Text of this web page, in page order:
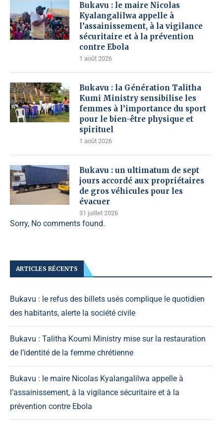
Bukavu : le maire Nicolas
Kyalangalilwa appelle à
l’assainissement, à la vigilance
sécuritaire et à la prévention
contre Ebola
1 août 2026
Bukavu : la Génération Talitha
Kumi Ministry sensibilise les
femmes à l’importance du sport
pour le bien-être physique et
spirituel
1 août 2026
Bukavu : un ultimatum de sept
jours accordé aux propriétaires
de gros véhicules pour les
évacuer
31 juillet 2026
Sorry, No comments found.
ARTICLES RÉCENTS
Bukavu : le refus des billets usés complique le quotidien
des habitants, alerte la société civile
Bukavu : Talitha Koumi Ministry mise sur la restauration
de l’identité de la femme chrétienne
Bukavu : le maire Nicolas Kyalangalilwa appelle à
l’assainissement, à la vigilance sécuritaire et à la
prévention contre Ebola